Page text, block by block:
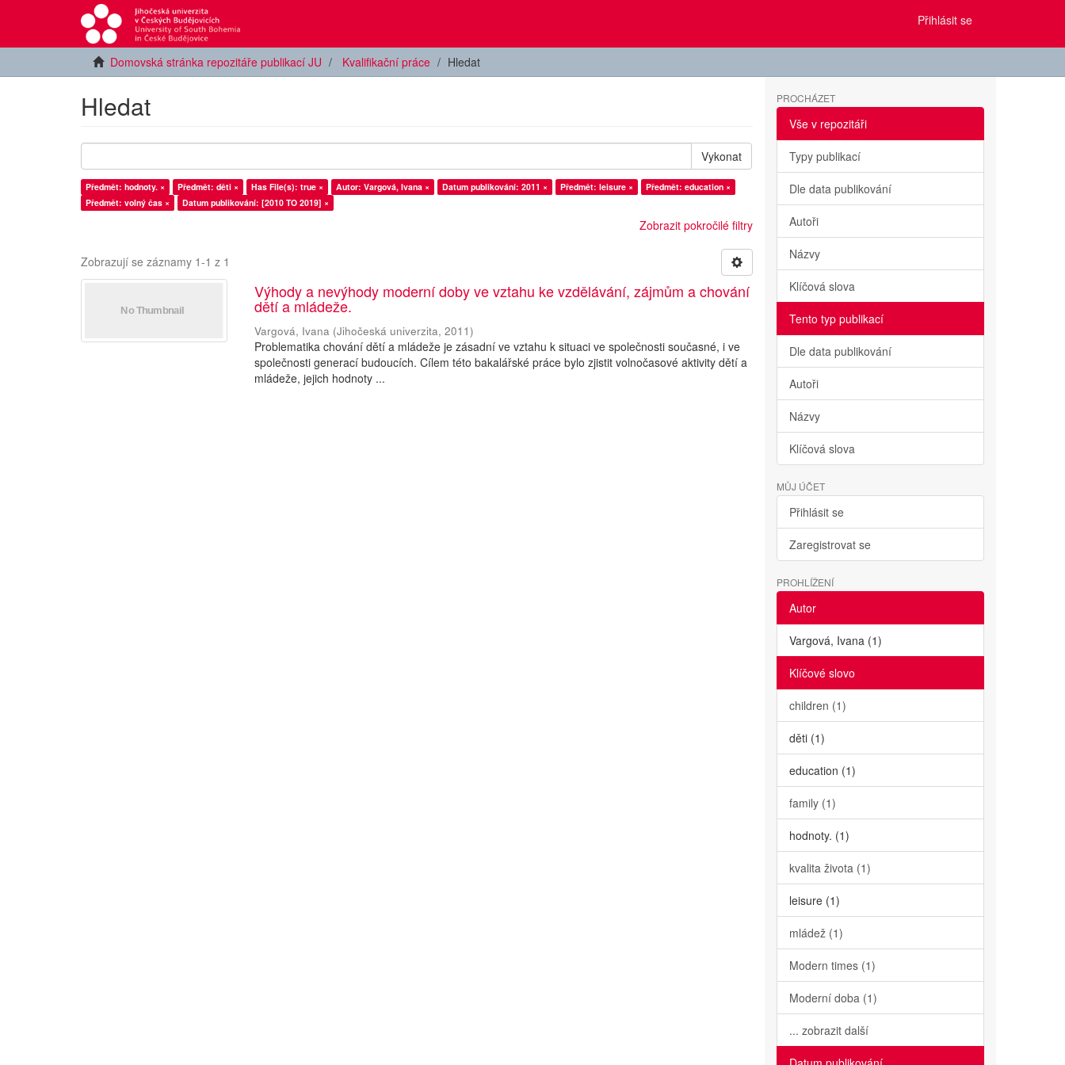
Přihlásit se
Domovská stránka repozitáře publikací JU Kvalifikační práce Hledat
Hledat
Vykonat
Předmět: hodnoty. × Předmět: děti × Has File(s): true × Autor: Vargová, Ivana × Datum publikování: 2011 × Předmět: leisure ×
Předmět: education ×
Předmět: volný čas ×
Datum publikování: [2010 TO 2019] ×
Zobrazit pokročilé filtry
Zobrazují se záznamy 1-1 z 1
Výhody a nevýhody moderní doby ve vztahu ke vzdělávání, zájmům a chování
dětí a mládeže.
Vargová, Ivana (Jihočeská univerzita,2011)
Problematika chování dětí a mládeže je zásadní ve vztahu k situaci ve společnosti současné, i ve
společnosti generací budoucích. Cílem této bakalářské práce bylo zjistit volnočasové aktivity dětí a
mládeže, jejich hodnoty ...
PROCHÁZET
Vše v repozitáři
Typy publikací
Dle data publikování
Autoři
Názvy
Klíčová slova
Tento typ publikací
Dle data publikování
Autoři
Názvy
Klíčová slova
MŮJ ÚČET
Přihlásit se
Zaregistrovat se
PROHLÍŽENÍ
Autor
Vargová, Ivana (1)
Klíčové slovo
children (1)
děti (1)
education (1)
family (1)
hodnoty. (1)
kvalita života (1)
leisure (1)
mládež (1)
Modern times (1)
Moderní doba (1)
... zobrazit další